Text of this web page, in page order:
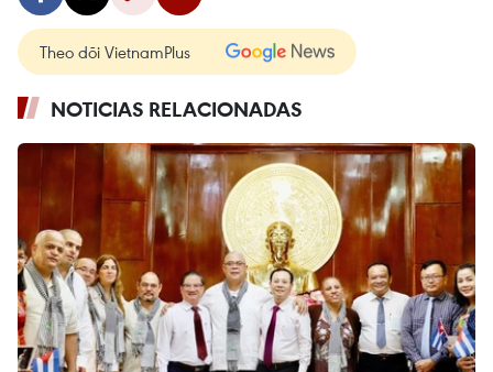
Theo dõi VietnamPlus
NOTICIAS RELACIONADAS